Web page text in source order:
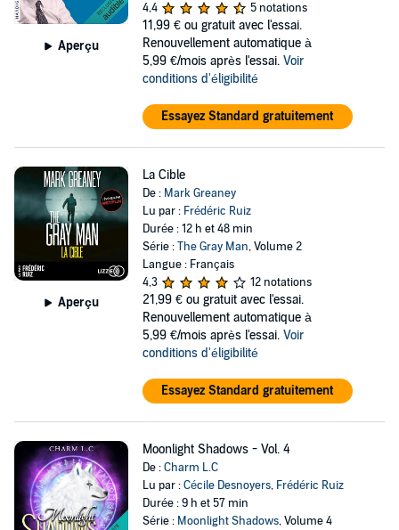
Aperçu
4,4
5 notations
11,99 € ou gratuit avec l'essai.
Renouvellement automatique à
5,99 €/mois après l'essai. Voir
conditions d'éligibilité
Essayez Standard gratuitement
Aperçu
La Cible
De : Mark Greaney
Lu par : Frédéric Ruiz
Durée : 12 h et 48 min
Série :The Gray Man, Volume 2
Langue : Français
4,3
12 notations
21,99 € ou gratuit avec l'essai.
Renouvellement automatique à
5,99 €/mois après l'essai. Voir
conditions d'éligibilité
Essayez Standard gratuitement
Moonlight Shadows - Vol. 4
De :Charm L.C
Lu par :Cécile Desnoyers, Frédéric Ruiz
Durée : 9 h et 57 min
Série : Moonlight Shadows, Volume 4